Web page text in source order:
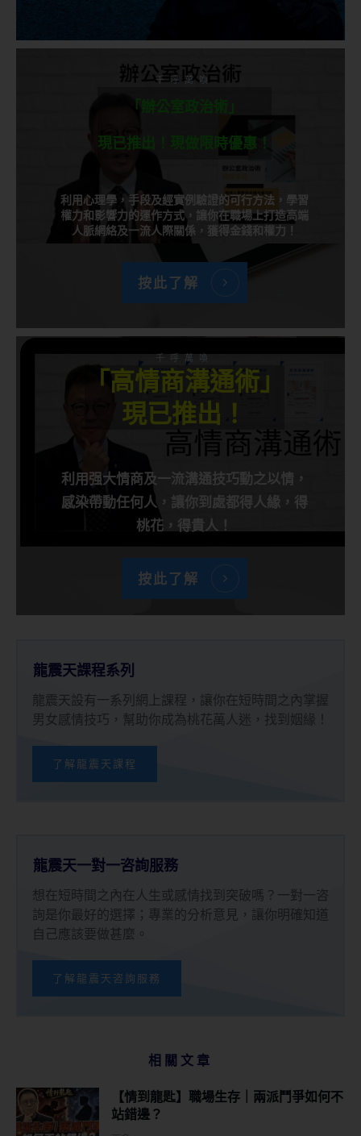
千呼萬喚
「辦公室政治術」
現已推出！現做限時優惠！
利用心理學，手段及經實例驗證的可行方法，學習
權力和影響力的運作方式，讓你在職場上打造高端
人脈網絡及一流人際關係，獲得金錢和權力！
按此了解
千呼萬喚
「高情商溝通術」
現已推出！
利用强大情商及一流溝通技巧動之以情，
感染帶動任何人，讓你到處都得人緣，得
桃花，得貴人！
按此了解
龍震天課程系列
龍震天設有一系列網上課程，讓你在短時間之內掌握
男女感情技巧，幫助你成為桃花萬人迷，找到姻緣！
了解龍震天課程
龍震天一對一咨詢服務
想在短時間之內在人生或感情找到突破嗎？一對一咨
詢是你最好的選擇；專業的分析意見，讓你明確知道
自己應該要做甚麼。
了解龍震天咨詢服務
相關文章
【情到龍匙】職場生存｜兩派鬥爭如何不
站錯邊？